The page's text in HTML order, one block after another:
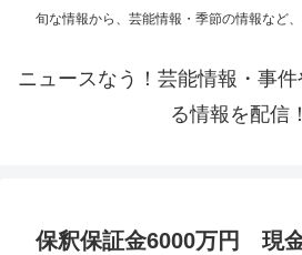
旬な情報から、芸能情報・季節の情報など
ニュースなう！芸能情報・事
る情報を配信！
保釈保証金6000万円 現